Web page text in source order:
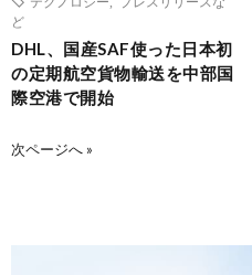
ど
DHL、国産SAF使った日本初
の定期航空貨物輸送を中部国
際空港で開始
次ページへ »